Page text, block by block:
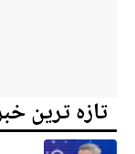
تازہ ترین